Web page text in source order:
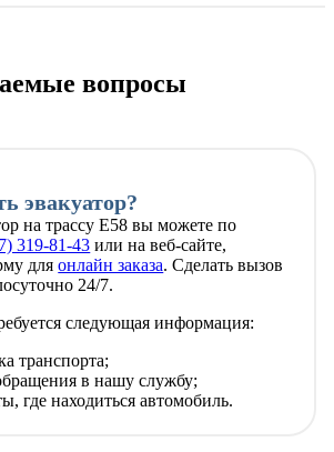
вопросы
эвакуатор?
на трассу Е58 вы можете по
319-81-43 или на веб-сайте,
дляонлайн заказа. Сделать вызов
24/7.
следующая информация:
транспорта;
в нашу службу;
где находиться автомобиль.